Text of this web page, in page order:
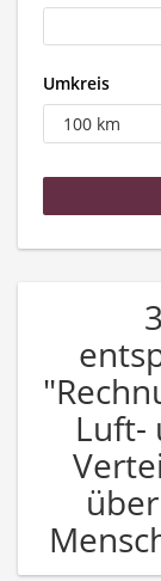
Umkreis
Luft-